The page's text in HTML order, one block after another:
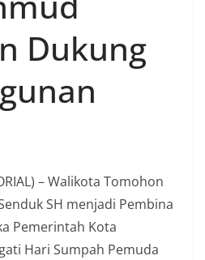
– Walikota Tomohon
SH menjadi Pembina
Pemerintah Kota
Hari Sumpah Pemuda